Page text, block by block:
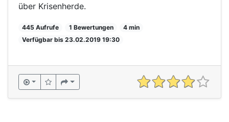
über Krisenherde.
445 Aufrufe 1 Bewertungen
4 min
Verfügbar bis 23.02.2019 19:30